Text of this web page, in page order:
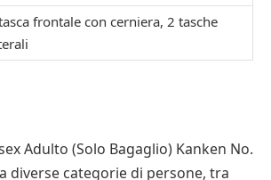
frontale con cerniera, 2 tasche
Adulto (Solo Bagaglio) Kanken No.
diverse categorie di persone, tra